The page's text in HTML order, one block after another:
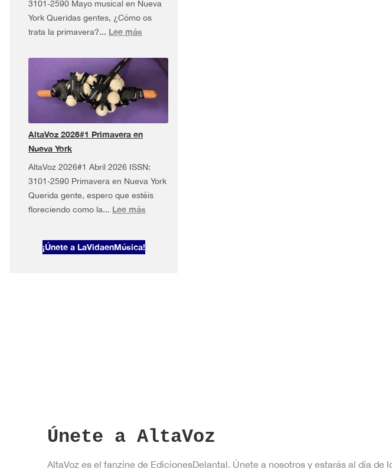
3101-2590 Mayo musical en Nueva
York Queridas gentes, ¿Cómo os
trata la primavera?... Lee más
2026#2
Mayo
musical
AltaVoz 2026#1 Primavera en
Nueva York
AltaVoz 2026#1 Abril 2026 ISSN:
3101-2590 Primavera en Nueva York
Querida gente, espero que estéis
floreciendo como la... Lee más
¡Únete a LaVidaenMúsica!
Únete a AltaVoz
AltaVoz es el fanzine de EdicionesDelantal. Únete a nosotros y estarás al día